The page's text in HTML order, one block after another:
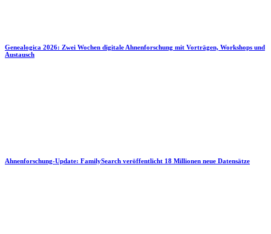
Genealogica 2026: Zwei Wochen digitale Ahnenforschung mit Vorträgen, Workshops und
Austausch
Ahnenforschung-Update: FamilySearch veröffentlicht 18 Millionen neue Datensätze